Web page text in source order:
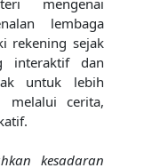
mengenai
lembaga
rekening sejak
interaktif dan
untuk lebih
melalui cerita,
kesadaran